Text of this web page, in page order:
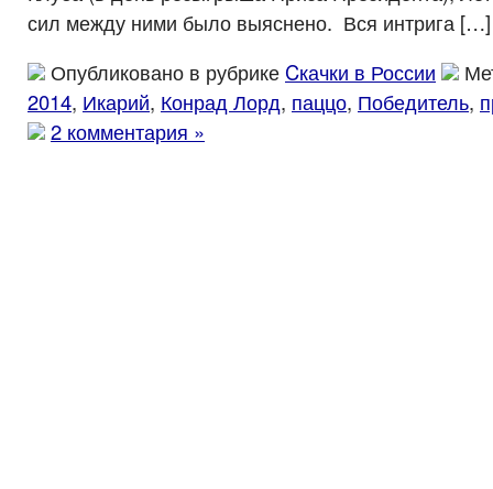
сил между ними было выяснено. Вся интрига […]
Опубликовано в рубрике Cкачки в России
2014, Икарий, Конрад Лорд, паццо, Победитель,
2 комментария »